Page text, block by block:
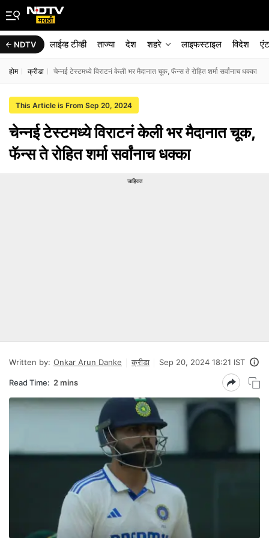
NDTV लाईव्ह टीव्ही ताज्या देश शहरे लाइफस्टाइल विदेश
होम क्रीडा चेन्नई टेस्टमध्ये विराटनं केली भर मैदानात चूक, फॅन्स ते रोहित शर्मा सर्वांनाच धक्का
This Article is From Sep 20, 2024
चेन्नई टेस्टमध्ये विराटनं केली भर मैदानात चूक,
फॅन्स ते रोहित शर्मा सर्वांनाच धक्का
जाहिरात
Written by: Onkar Arun Danke क्रीडा Sep 20, 2024 18:21 IST
Read Time: 2 mins